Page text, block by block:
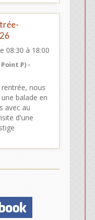
08:30 à 18:00
P) -
nous
balade en
avec au
d'une